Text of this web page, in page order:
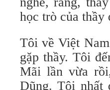
học trò của thầy
Tôi về Việt
gặp thầy. Tôi
Mãi lần vừa
Dũng. Tôi nhất